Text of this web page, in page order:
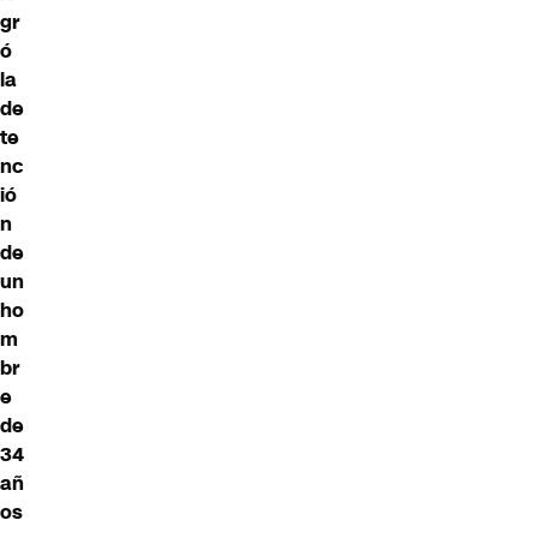
gr
ó
la
de
te
nc
ió
n
de
un
ho
m
br
e
de
34
añ
os